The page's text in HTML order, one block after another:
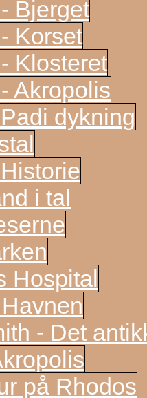
Bjerget
Korset
Klosteret
Akropolis
dykning
i tal
Hospital
- Det
på Rhodos